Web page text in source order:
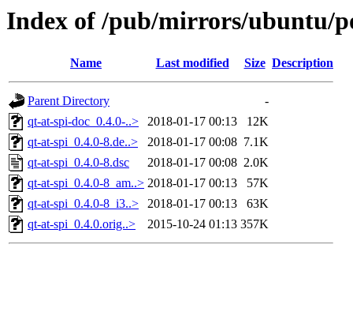
Index of /pub/mirrors/ubuntu/
Name Last modified Size Description
Parent Directory
-
qt-at-spi-doc_0.4.0-..>
2018-01-17 00:13
12K
qt-at-spi_0.4.0-8.de..>
2018-01-17 00:08 7.1K
qt-at-spi_0.4.0-8.dsc
2018-01-17 00:08 2.0K
qt-at-spi_0.4.0-8_am..> 2018-01-17 00:13
57K
qt-at-spi_0.4.0-8_i3..>
2018-01-17 00:13
63K
qt-at-spi_0.4.0.orig..>
2015-10-24 01:13 357K